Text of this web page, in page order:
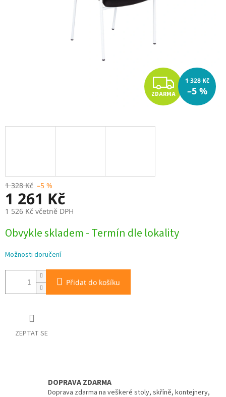
Z
D
ZDARMA
1 328 Kč
–5 %
1 328 Kč –5 %
1 261 Kč
1 526 Kč včetně DPH
cena:
Obvykle skladem - Termín dle lokality
Možnosti doručení
Přidat do košíku
ZEPTAT SE
DOPRAVA ZDARMA
Doprava zdarma na veškeré stoly, skříně, kontejnery,